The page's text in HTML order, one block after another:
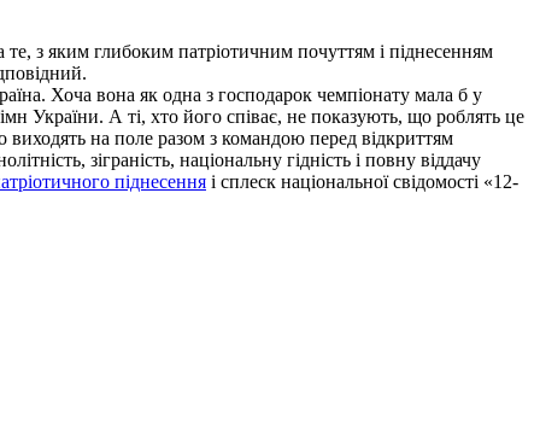
з яким глибоким патріотичним почуттям і піднесенням
Хоча вона як одна з господарок чемпіонату мала б у
України. А ті, хто його співає, не показують, що роблять це
на поле разом з командою перед відкриттям
зіграність, національну гідність і повну віддачу
піднесення і сплеск національної свідомості «12-